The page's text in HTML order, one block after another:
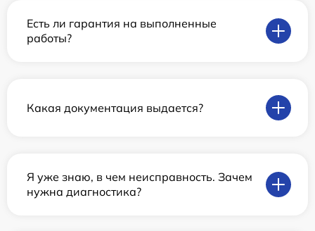
Есть ли гарантия на выполненные
работы?
Какая документация выдается?
Я уже знаю, в чем неисправность. Зачем
нужна диагностика?